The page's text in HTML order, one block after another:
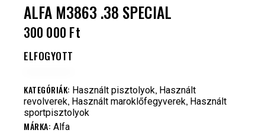
ALFA M3863 .38 SPECIAL
300 000 Ft
ELFOGYOTT
KATEGÓRIÁK: Használt pisztolyok, Használt
revolverek, Használt maroklőfegyverek, Használt
sportpisztolyok
MÁRKA: Alfa